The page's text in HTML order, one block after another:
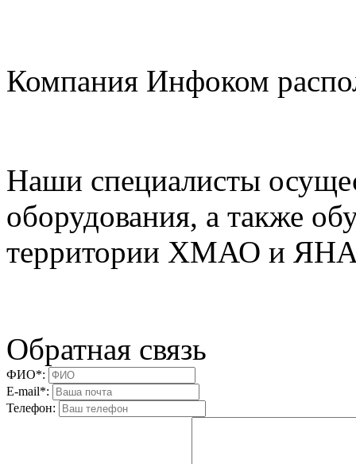
Компания Инфоком
Наши специалисты
оборудования, а также
территории ХМАО и
Обратная связь
ФИО*:
E-mail*:
Телефон: